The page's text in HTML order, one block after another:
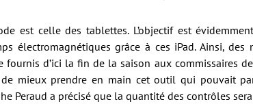
est celle des tablettes. L’objectif est
électromagnétiques grâce à ces iPad. Ainsi,
fournis d’ici la fin de la saison aux commissaires
mieux prendre en main cet outil qui pouvait
Peraud a précisé que la quantité des contrôles